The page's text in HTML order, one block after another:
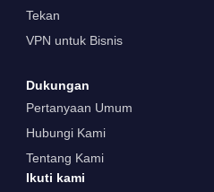
Tekan
VPN untuk Bisnis
Dukungan
Pertanyaan Umum
Hubungi Kami
Tentang Kami
Ikuti kami